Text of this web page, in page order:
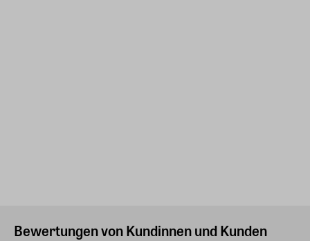
Bewertungen von Kundinnen und Kunden